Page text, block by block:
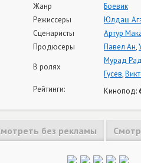
Жанр
Боевик
Режиссеры
Юлдаш
Сценаристы
Артур
Продюсеры
Павел Ан,
В ролях
Мурад
Гусев,
Рейтинги:
Кинопод:
без рекламы